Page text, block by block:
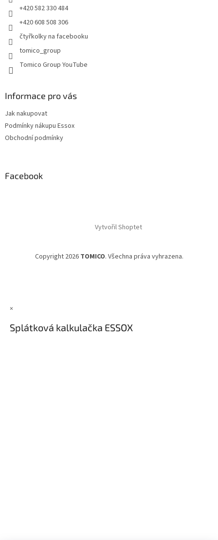
+420 582 330 484
+420 608 508 306
čtyřkolky na facebooku
tomico_group
Tomico Group YouTube
Informace pro vás
Jak nakupovat
Podmínky nákupu Essox
Obchodní podmínky
Facebook
Vytvořil Shoptet
Copyright 2026 TOMICO. Všechna práva vyhrazena.
×
Splátková kalkulačka ESSOX